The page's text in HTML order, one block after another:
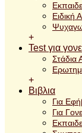
Ειδική
+
Test για
Στάδια
+
Βιβλια
Για
Για